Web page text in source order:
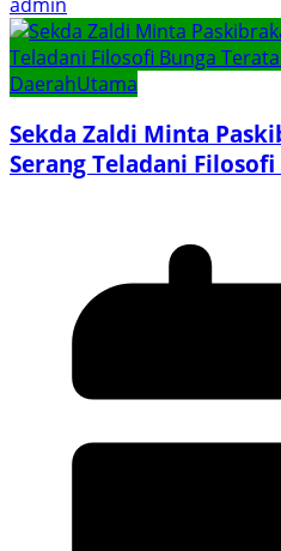
DaerahUtama
Sekda Zaldi Minta
Serang Teladani